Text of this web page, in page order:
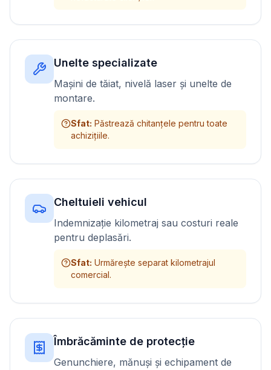
Unelte specializate
Mașini de tăiat, nivelă laser și unelte de
montare.
Sfat: Păstrează chitanțele pentru toate
achizițiile.
Cheltuieli vehicul
Indemnizație kilometraj sau costuri reale
pentru deplasări.
Sfat: Urmărește separat kilometrajul
comercial.
Îmbrăcăminte de protecție
Genunchiere, mănuși și echipament de